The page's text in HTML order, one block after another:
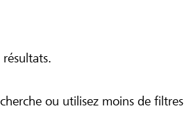
ou utilisez moins de